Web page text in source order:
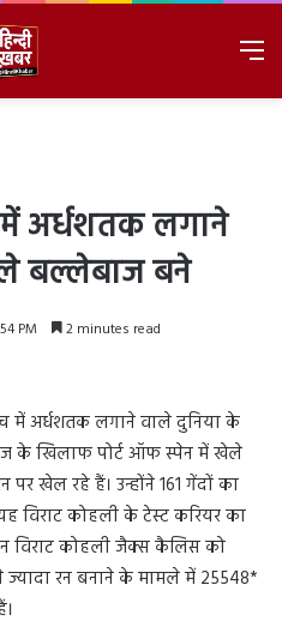
अर्धशतक लगाने
बल्लेबाज बने
PM 2 minutes read
में अर्धशतक लगाने वाले दुनिया के
के खिलाफ पोर्ट ऑफ स्पेन में खेले
पर खेल रहे हैं। उन्होंने 161 गेंदों का
विराट कोहली के टेस्ट करियर का
विराट कोहली जैक्स कैलिस को
रन बनाने के मामले में 25548*